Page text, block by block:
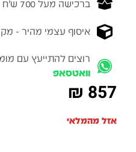
ברכישה מעל 700 ש״ח -
איסוף עצמי מהיר - מקוה
רוצים להתייעץ עם
וואטסאפ
₪ 857
אזל מהמלאי